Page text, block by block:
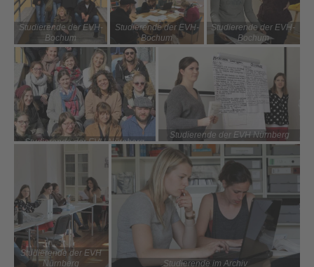
Studierende der EVH-
Bochum
Studierende der EVH-
Bochum
Studierende der EVH-
Bochum
Studierende der EVH Nürnberg
Studierende der EVH Nürnberg
Studierende der EVH
Nürnberg
Studierende im Archiv